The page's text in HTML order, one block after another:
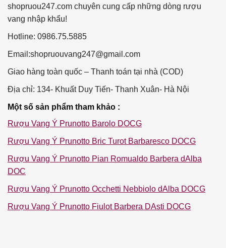
shopruou247.com chuyên cung cấp những dòng rượu
vang nhập khẩu!
Hotline: 0986.75.5885
Email:shopruouvang247@gmail.com
Giao hàng toàn quốc – Thanh toán tại nhà (COD)
Địa chỉ: 134- Khuất Duy Tiến- Thanh Xuân- Hà Nội
Một số sản phẩm tham khảo :
Rượu Vang Ý Prunotto Barolo DOCG
Rượu Vang Ý Prunotto Bric Turot Barbaresco DOCG
Rượu Vang Ý Prunotto Pian Romualdo Barbera dAlba
DOC
Rượu Vang Ý Prunotto Occhetti Nebbiolo dAlba DOCG
Rượu Vang Ý Prunotto Fiulot Barbera DAsti DOCG